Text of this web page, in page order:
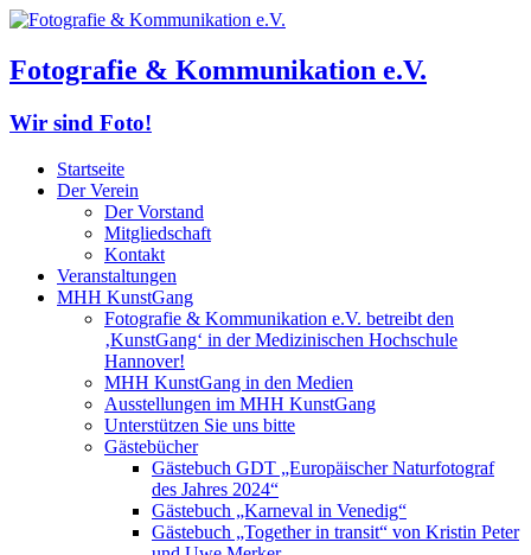
Fotografie & Kommunikation e.V.
Wir sind Foto!
Startseite
Der Verein
Der Vorstand
Mitgliedschaft
Kontakt
Veranstaltungen
MHH KunstGang
Fotografie & Kommunikation e.V. betreibt den
‚KunstGang‘ in der Medizinischen Hochschule
Hannover!
MHH KunstGang in den Medien
Ausstellungen im MHH KunstGang
Unterstützen Sie uns bitte
Gästebücher
Gästebuch GDT „Europäischer Naturfotograf
des Jahres 2024“
Gästebuch „Karneval in Venedig“
Gästebuch „Together in transit“ von Kristin Peter